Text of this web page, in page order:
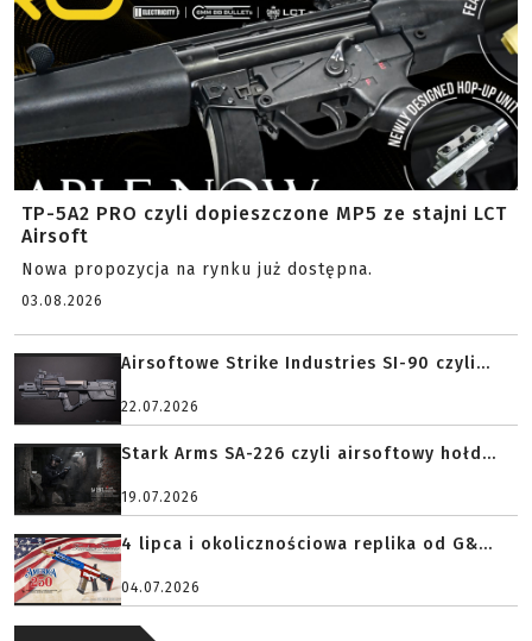
TP-5A2 PRO czyli dopieszczone MP5 ze stajni LCT
Airsoft
Nowa propozycja na rynku już dostępna.
03.08.2026
Airsoftowe Strike Industries SI-90 czyli...
22.07.2026
Stark Arms SA-226 czyli airsoftowy hołd...
19.07.2026
4 lipca i okolicznościowa replika od G&...
04.07.2026